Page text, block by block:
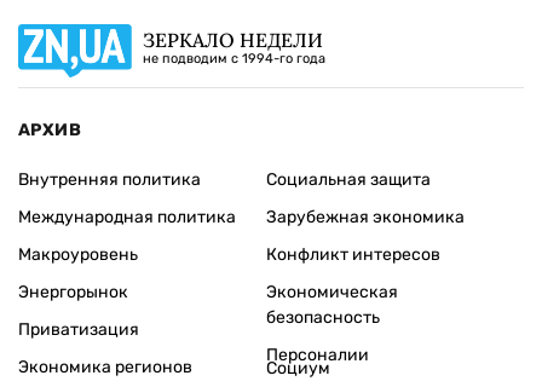
ЗЕРКАЛО НЕДЕЛИ
не подводим с 1994-го года
АРХИВ
Внутренняя политика
Международная политика
Макроуровень
Энергорынок
Приватизация
Экономика регионов
Социальная защита
Зарубежная экономика
Конфликт интересов
Экономическая
безопасность
Персоналии
Социум